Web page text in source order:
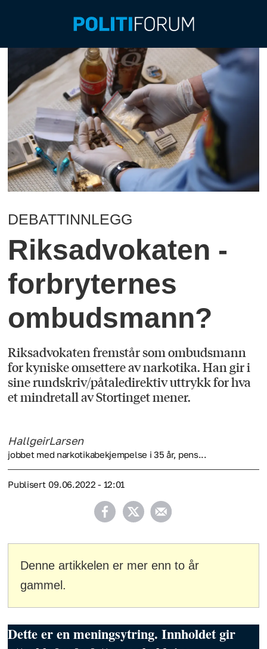
DEBATTINNLEGG
Riksadvokaten -
forbryternes
ombudsmann?
Riksadvokaten fremstår som ombudsmann
for kyniske omsettere av narkotika. Han gir i
sine rundskriv/påtaledirektiv uttrykk for hva
et mindretall av Stortinget mener.
HallgeirLarsen
jobbet med narkotikabekjempelse i 35 år, pens...
Publisert 09.06.2022 - 12:01
Denne artikkelen er mer enn to år
gammel.
Dette er en meningsytring. Innholdet gir